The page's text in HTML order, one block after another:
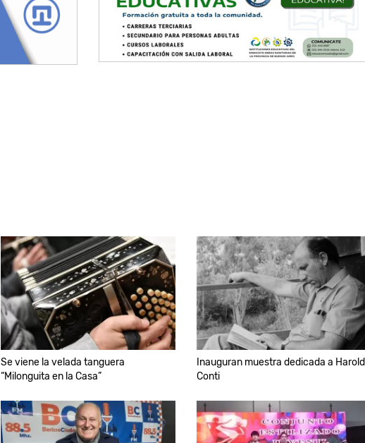
Se viene la velada tanguera
“Milonguita en la Casa”
Inauguran muestra dedicada a
Conti